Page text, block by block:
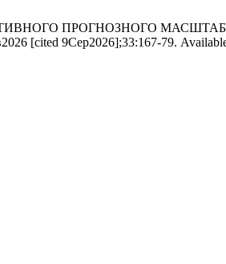
ПРОГНОЗНОГО
[cited 9Сер2026];33:167-79.